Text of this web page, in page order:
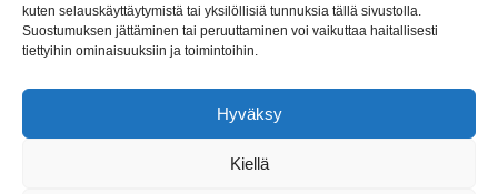
kuten selauskäyttäytymistä tai yksilöllisiä tunnuksia tällä sivustolla.
Suostumuksen jättäminen tai peruuttaminen voi vaikuttaa haitallisesti
tiettyihin ominaisuuksiin ja toimintoihin.
Hyväksy
Kiellä
Copyright © Suomen Siperiankissat ry. Ulkoinen linkitys sallittu sivujen